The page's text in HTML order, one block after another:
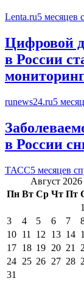
Lenta.ru5 месяцев
Цифровой
в России
runews24.ru5
в России
ТАСС5 месяцев
Август 2026
Пн Вт Ср Чт Пт
1
3
4 5 6 7
10 11 12 13 14
17 18 19 20 21
24 25 26 27 28
31